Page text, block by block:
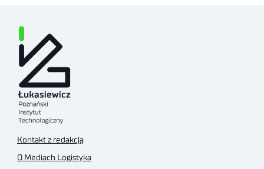
Kontakt z redakcją
O Mediach Logistyka